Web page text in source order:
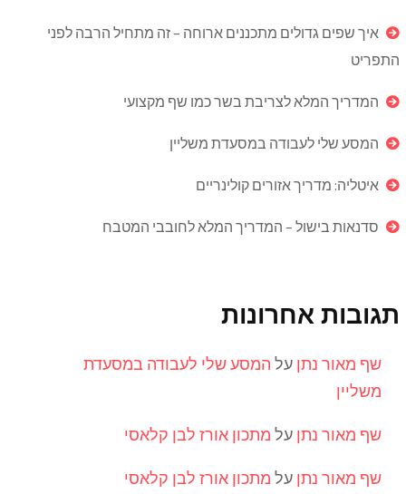
איך שפים גדולים מתכננים ארוחה – זה מתחיל הרבה לפני
התפריט
המדריך המלא לצריבת בשר כמו שף מקצועי
המסע שלי לעבודה במסעדת משליין
איטליה: מדריך אזורים קולינריים
סדנאות בישול – המדריך המלא לחובבי המטבח
תגובות אחרונות
שף מאור נתן על המסע שלי לעבודה במסעדת
משליין
שף מאור נתן על מתכון אורז לבן קלאסי
שף מאור נתן על מתכון אורז לבן קלאסי